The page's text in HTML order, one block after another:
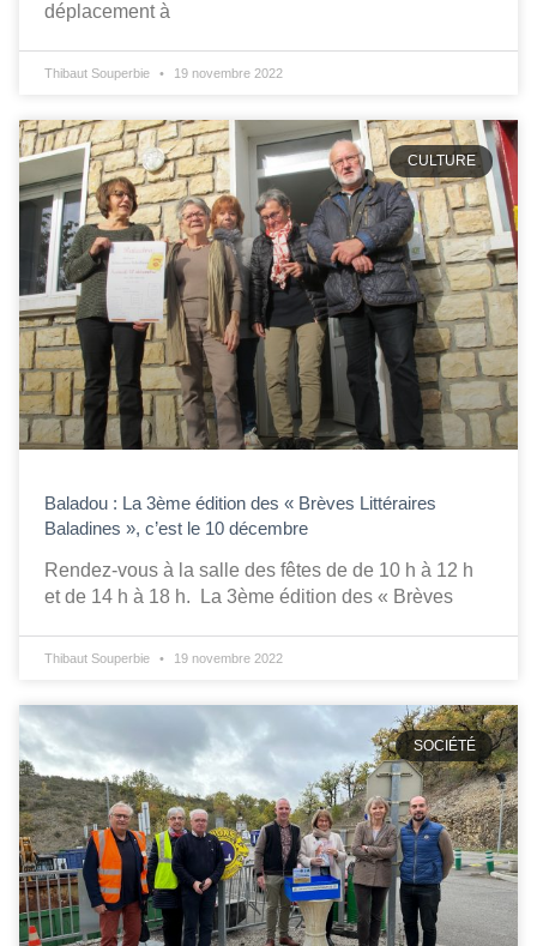
déplacement à
Thibaut Souperbie 19 novembre 2022
CULTURE
Baladou : La 3ème édition des « Brèves Littéraires
Baladines », c’est le 10 décembre
Rendez-vous à la salle des fêtes de de 10 h à 12 h
et de 14 h à 18 h. La 3ème édition des « Brèves
Thibaut Souperbie 19 novembre 2022
SOCIÉTÉ